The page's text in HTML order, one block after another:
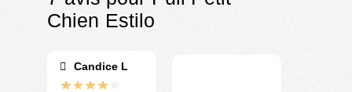
Chien Estilo
Candice L